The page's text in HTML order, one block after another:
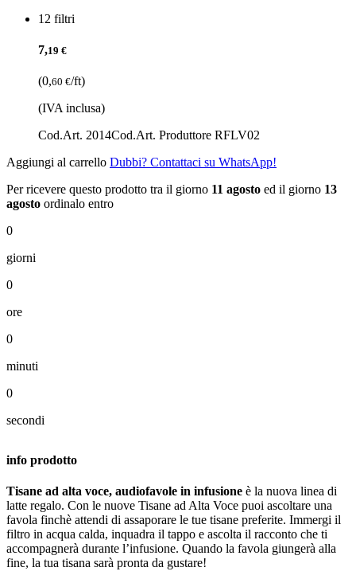
12 filtri
7,19 €
(0,60 €/ft)
(IVA inclusa)
Cod.Art. 2014Cod.Art. Produttore RFLV02
Aggiungi al carrello Dubbi? Contattaci su WhatsApp!
Per ricevere questo prodotto tra il giorno 11 agosto ed il giorno 13
agosto ordinalo entro
0
giorni
0
ore
0
minuti
0
secondi
info prodotto
Tisane ad alta voce, audiofavole in infusione è la nuova linea di
latte regalo. Con le nuove Tisane ad Alta Voce puoi ascoltare una
favola finchè attendi di assaporare le tue tisane preferite. Immergi il
filtro in acqua calda, inquadra il tappo e ascolta il racconto che ti
accompagnerà durante l’infusione. Quando la favola giungerà alla
fine, la tua tisana sarà pronta da gustare!